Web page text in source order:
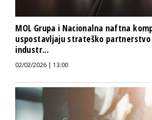
MOL Grupa i Nacionalna naftna
uspostavljaju strateško
industr...
02/02/2026 | 13:00